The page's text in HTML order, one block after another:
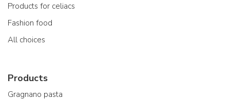
Products for celiacs
Fashion food
All choices
Products
Gragnano pasta